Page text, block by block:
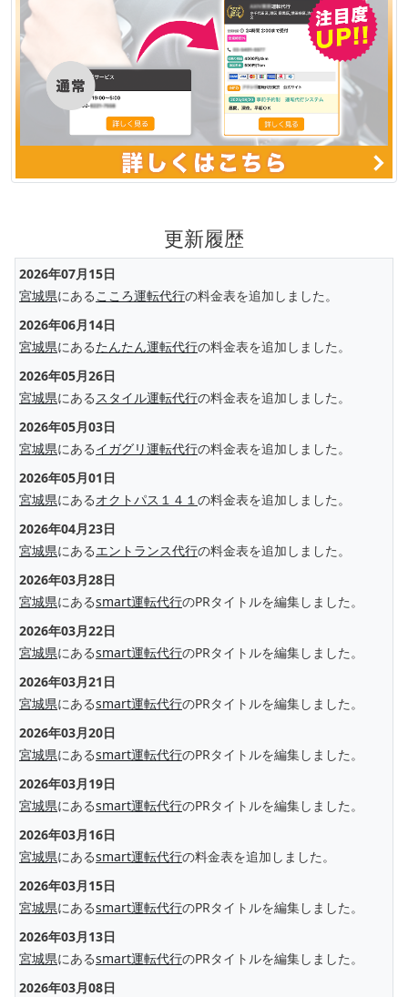
更新履歴
2026年07月15日
宮城県にある こころ運転代行の料金表を追加しました。
2026年06月14日
宮城県にあるたんたん運転代行の料金表を追加しました。
2026年05月26日
宮城県にある スタイル運転代行の料金表を追加しました。
2026年05月03日
宮城県にあるイガグリ運転代行の料金表を追加しました。
2026年05月01日
宮城県にあるオクトパス１４１ の料金表を追加しました。
2026年04月23日
宮城県にあるエントランス代行の料金表を追加しました。
2026年03月28日
宮城県にあるsmart運転代行のPRタイトルを編集しました。
2026年03月22日
宮城県にあるsmart運転代行のPRタイトルを編集しました。
2026年03月21日
宮城県にあるsmart運転代行のPRタイトルを編集しました。
2026年03月20日
宮城県にあるsmart運転代行のPRタイトルを編集しました。
2026年03月19日
宮城県にあるsmart運転代行のPRタイトルを編集しました。
2026年03月16日
宮城県にあるsmart運転代行の料金表を追加しました。
2026年03月15日
宮城県にあるsmart運転代行のPRタイトルを編集しました。
2026年03月13日
宮城県にあるsmart運転代行のPRタイトルを編集しました。
2026年03月08日